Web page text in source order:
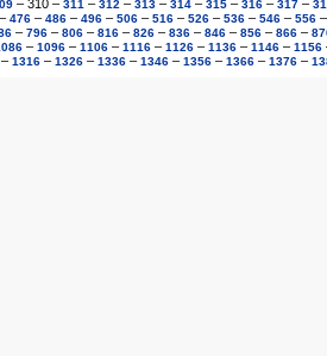
– 310 – 311 – 312 – 313 – 314 – 315 – 316 – 317 –
– 476 – 486 – 496 – 506 – 516 – 526 – 536 – 546 – 556
– 796– 806– 816– 826– 836– 846– 856– 866–
– 1096– 1106– 1116– 1126– 1136– 1146– 1156
1316– 1326– 1336– 1346– 1356– 1366– 1376–